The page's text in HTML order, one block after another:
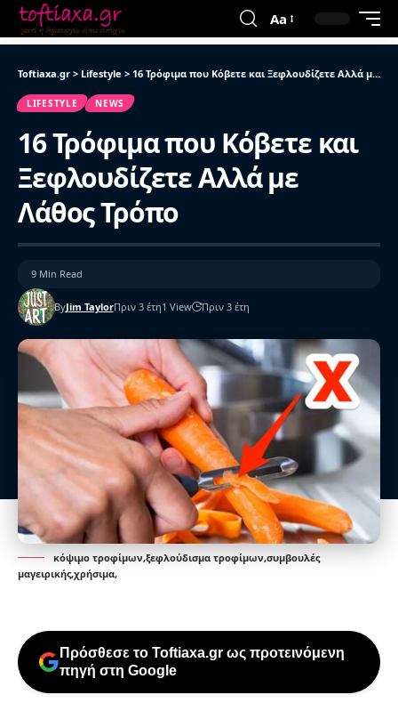
Aa
Toftiaxa.gr > Lifestyle > 16 Τρόφιμα που Κόβετε και Ξεφλουδίζετε Αλλά με Λάθος Τρόπο
LIFESTYLE NEWS
16 Τρόφιμα που Κόβετε και
Ξεφλουδίζετε Αλλά με
Λάθος Τρόπο
ByJim TaylorΠριν 3 έτη1 View Πριν 3 έτη
9 Min Read
κόψιμο τροφίμων,ξεφλούδισμα τροφίμων,συμβουλές
μαγειρικής,χρήσιμα,
Πρόσθεσε το Toftiaxa.gr ως προτεινόμενη
πηγή στη Google